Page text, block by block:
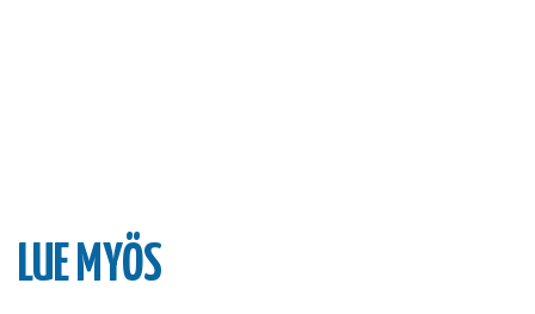
LUE MYÖS